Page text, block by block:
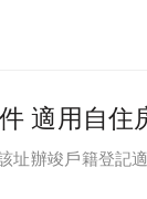
適用自住
址辦竣戶籍登記